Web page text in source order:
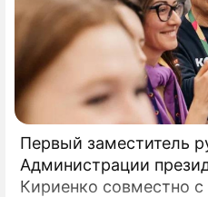
Первый заместитель
Администрации
Кириенко совместно